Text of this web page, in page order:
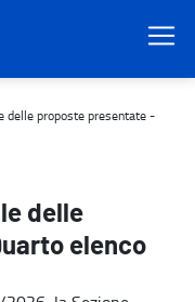
delle proposte
delle proposte presentate -
delle
elenco